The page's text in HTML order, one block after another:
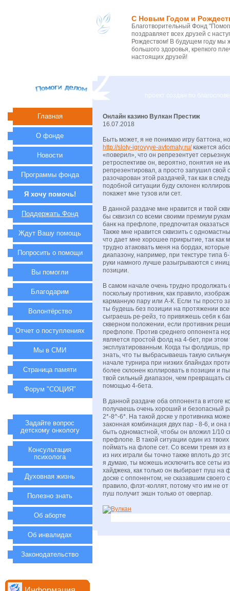
С Новым Годом и
Благотворительный Фонд
поздравляет всех друзей с
Рождеством! В будущем году
большого здоровья, крепкого
настоящих друзей!
проект создан по
Онлайн казино Вулкан Престиж
16.07.2018
Быть может, я не понимаю игру баттона,
http://sloty-igrovyye-avtomaty.ru/кажется
«поверил», что он репрезентует
ретроспективе он, вероятно, понятия не
репрезентировал, а просто запушил свой
разочарован этой раздачей, так как в
подобной ситуации буду склонен
покажет мне тузов или сет.
В данной раздаче мне нравится и твой
бы сквизил со всеми своими премиум
банк на префлопе, предпочитая оказаться
Также мне нравится сквизить с
что дает мне хорошее прикрытие, так как
трудно атаковать меня на бордах,
диапазону, например, при текстуре типа
руки намного лучше разыгрываются с
позиции.
В самом начале очень трудно продолжать
поскольку противник, как правило,
карманную пару или А-К. Если ты просто
ты будешь без позиции на протяжении
сыграешь ре-рейз, то привяжешь себя к
скверном положении, если противник
префлопе. Против среднего оппонента
является простой фолд на 4-бет, при
эксплуатированным. Когда ты фолдишь,
знать, что ты выбрасываешь такую
начале турнира при низких блайндах
более склонен коллировать в позиции и
твой сильный диапазон, чем превращать
помощью 4-бета.
В данной раздаче оба оппонента в итоге
получаешь очень хороший и безопасный
2*-8^-6*. На такой доске у противника
законная комбинация двух пар - 8-6, и она
быть одномастной, чтобы он вложил 1/10
префлопе. В такой ситуации один из
поймать на флопе сет. Со всеми тремя из
из них играли бы точно также вплоть до
я думаю, ты можешь исключить все сеты
хайджека, как только он выбирает пуш на
доске с оппонентом, не сказавшим своего
правило, флэт-коллят, потому что им не
пуш получит экшн только от оверпар.
Главная
О фонде
Новости
Программы фонда
Я хочу помочь!
Поддержать Фонд
Ждут Вашу помощь
Попросить о помощи
Вы помогли
Благодарим
Волонтёрство
Отчет о поступлениях
Мы в СМИ
Страница памяти
Форум "СОЦИЯ"
Задайте вопрос
детскому онкологу
Консультация
психолога
Духовная жизнь
Полезно знать
Об аборте
Об инвалидах
Законодательство